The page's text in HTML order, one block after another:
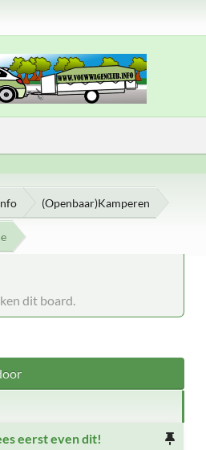
(Openbaar)Kamperen
dit board.
eerst even dit!